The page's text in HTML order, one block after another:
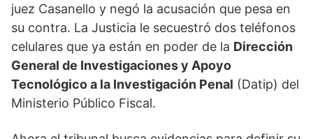
juez Casanello y negó la acusación que pesa en
su contra. La Justicia le secuestró dos teléfonos
celulares que ya están en poder de la Dirección
General de Investigaciones y Apoyo
Tecnológico a la Investigación Penal (Datip) del
Ministerio Público Fiscal.